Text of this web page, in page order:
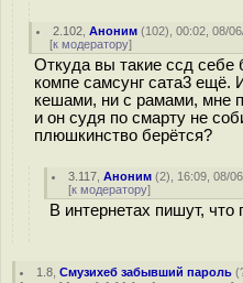
2.102 ,Аноним (102), 00:02, 08/
[к модератору]
Откуда вы такие ссд себе
компе самсунг сата3 ещё.
кешами, ни с рамами, мне
и он судя по смарту не
плюшкинство берётся?
3.117 ,Аноним (2), 16:09, 08/
[к модератору]
В интернетах пишут, что
1.8 ,Смузихеб забывший пароль (